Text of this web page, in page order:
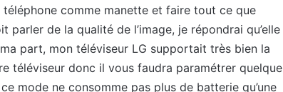
comme manette et faire tout ce que
de la qualité de l’image, je répondrai qu’elle
part, mon téléviseur LG supportait très bien la
téléviseur donc il vous faudra paramétrer quelque
mode ne consomme pas plus de batterie qu’une